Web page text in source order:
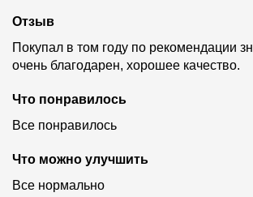
Отзыв
Покупал в том году по рекомендации
очень благодарен, хорошее качество.
Что понравилось
Все понравилось
Что можно улучшить
Все нормально